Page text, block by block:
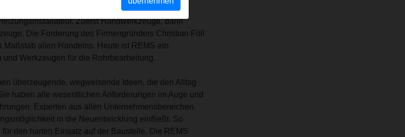
REMS Produkte für die Rohrbearbeitung,
Zuerst Handwerkzeuge, dann
Die Forderung des Firmengründers Christian Föll
Maßstab allen Handelns. Heute ist REMS ein
Werkzeugen für die Rohrbearbeitung.
überzeugende, wegweisende Ideen, die den Alltag
haben alle wesentlichen Anforderungen im Auge und
Experten aus allen Unternehmensbereichen
in die Neuentwicklung einfließt. So
den harten Einsatz auf der Baustelle. Die REMS